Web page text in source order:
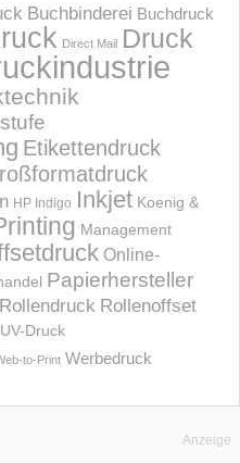
Buchbinderei Buchdruck
Direct Mail Druck
Etikettendruck
HP Indigo Inkjet Koenig &
Management
Online-
Papierhersteller
Rollendruck Rollenoffset
UV-Druck
to-Print Werbedruck
Anzeige